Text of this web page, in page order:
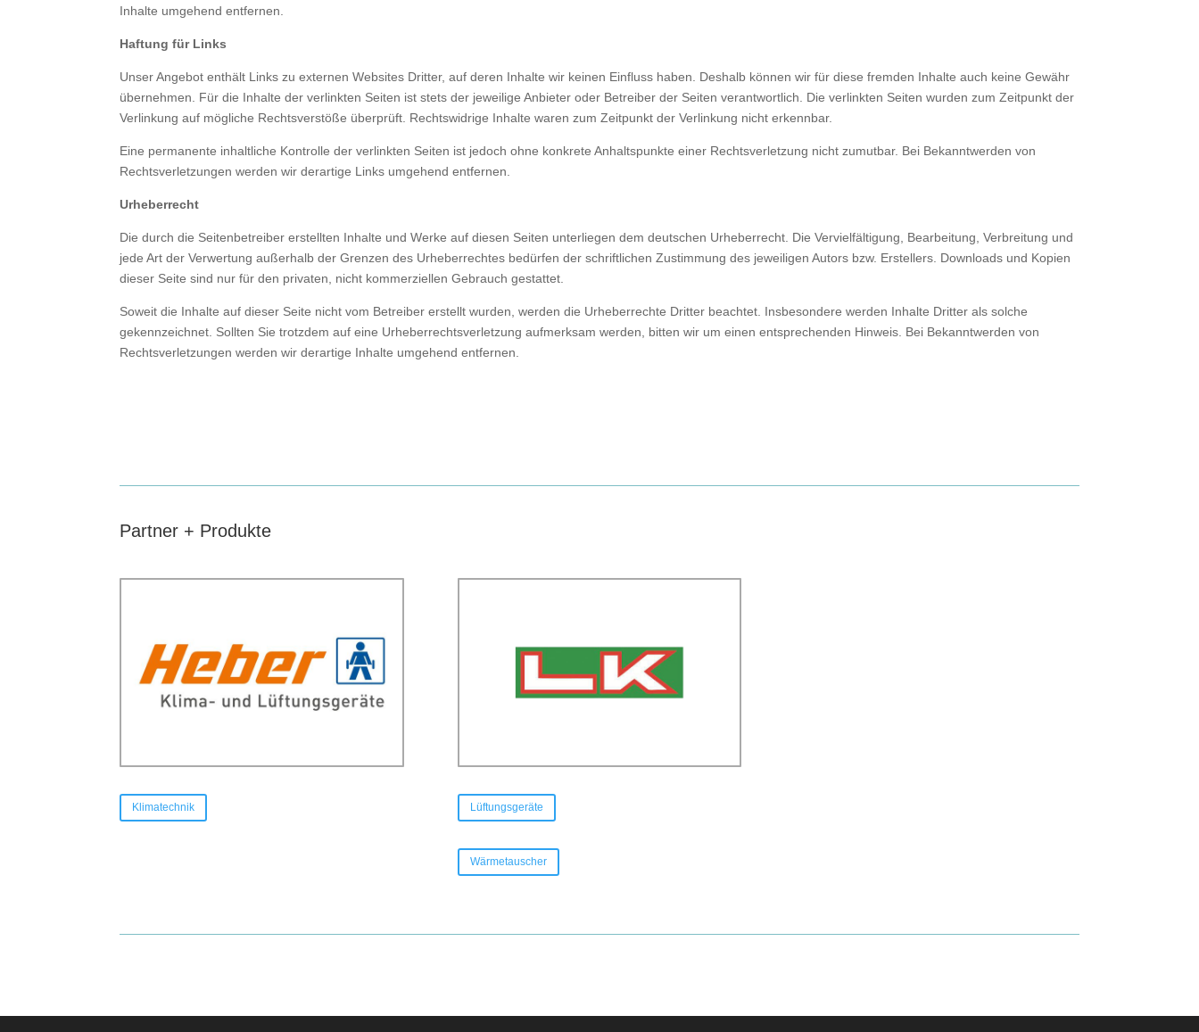
Inhalte umgehend entfernen.
Haftung für Links
Unser Angebot enthält Links zu externen Websites Dritter, auf deren Inhalte wir keinen Einfluss haben. Deshalb können wir für diese fremden Inhalte auch keine Gewähr
übernehmen. Für die Inhalte der verlinkten Seiten ist stets der jeweilige Anbieter oder Betreiber der Seiten verantwortlich. Die verlinkten Seiten wurden zum Zeitpunkt der
Verlinkung auf mögliche Rechtsverstöße überprüft. Rechtswidrige Inhalte waren zum Zeitpunkt der Verlinkung nicht erkennbar.
Eine permanente inhaltliche Kontrolle der verlinkten Seiten ist jedoch ohne konkrete Anhaltspunkte einer Rechtsverletzung nicht zumutbar. Bei Bekanntwerden von
Rechtsverletzungen werden wir derartige Links umgehend entfernen.
Urheberrecht
Die durch die Seitenbetreiber erstellten Inhalte und Werke auf diesen Seiten unterliegen dem deutschen Urheberrecht. Die Vervielfältigung, Bearbeitung, Verbreitung und
jede Art der Verwertung außerhalb der Grenzen des Urheberrechtes bedürfen der schriftlichen Zustimmung des jeweiligen Autors bzw. Erstellers. Downloads und Kopien
dieser Seite sind nur für den privaten, nicht kommerziellen Gebrauch gestattet.
Soweit die Inhalte auf dieser Seite nicht vom Betreiber erstellt wurden, werden die Urheberrechte Dritter beachtet. Insbesondere werden Inhalte Dritter als solche
gekennzeichnet. Sollten Sie trotzdem auf eine Urheberrechtsverletzung aufmerksam werden, bitten wir um einen entsprechenden Hinweis. Bei Bekanntwerden von
Rechtsverletzungen werden wir derartige Inhalte umgehend entfernen.
Partner + Produkte
Klimatechnik Lüftungsgeräte
Wärmetauscher